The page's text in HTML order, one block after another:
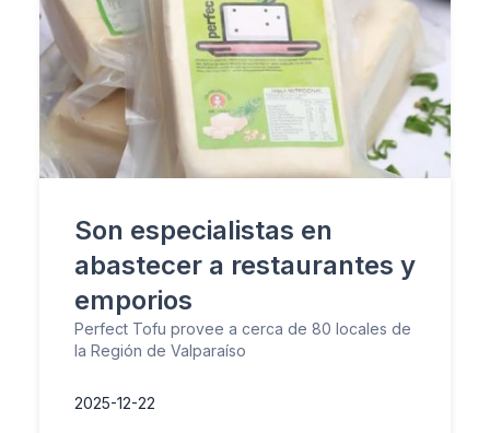
Son especialistas en
abastecer a restaurantes y
emporios
Perfect Tofu provee a cerca de 80 locales de
la Región de Valparaíso
2025-12-22